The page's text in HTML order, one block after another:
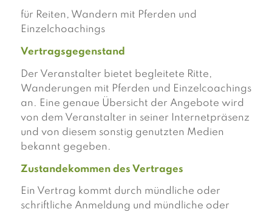
für Reiten, Wandern mit Pferden und
Einzelchoachings
Vertragsgegenstand
Der Veranstalter bietet begleitete Ritte,
Wanderungen mit Pferden und Einzelcoachings
an. Eine genaue Übersicht der Angebote wird
von dem Veranstalter in seiner Internetpräsenz
und von diesem sonstig genutzten Medien
bekannt gegeben.
Zustandekommen des Vertrages
Ein Vertrag kommt durch mündliche oder
schriftliche Anmeldung und mündliche oder